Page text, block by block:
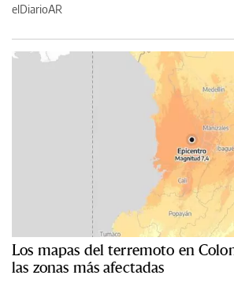
elDiarioAR
Los mapas del terremoto en
las zonas más afectadas